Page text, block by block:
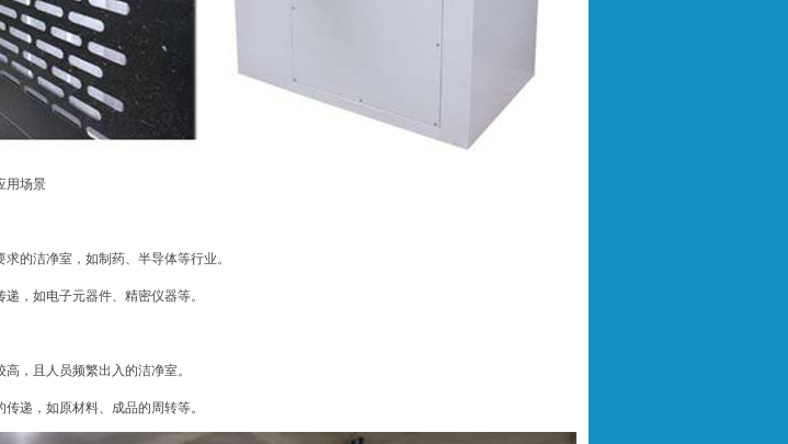
用场景
的洁净室，如制药、半导体等行业。
，如电子元器件、精密仪器等。
，且人员频繁出入的洁净室。
递，如原材料、成品的周转等。